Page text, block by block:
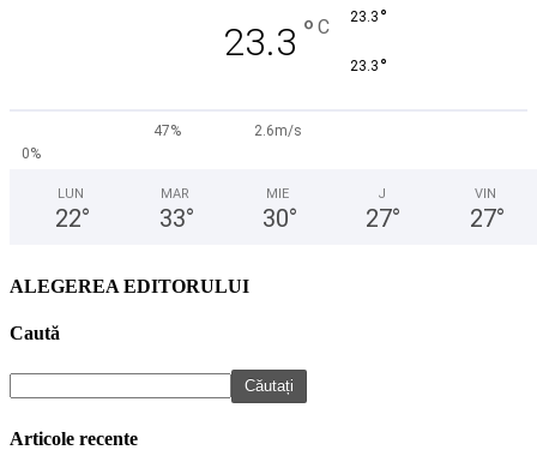
23.3 ° C 23.3 °
23.3 °
47%
2.6m/s
0%
LUN
22°
MAR
33°
MIE
30°
J
27°
VIN
27°
ALEGEREA EDITORULUI
Caută
Articole recente